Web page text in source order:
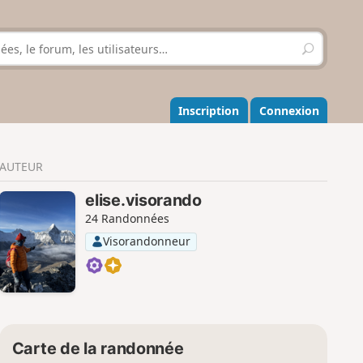
R
e
h
e
r
r
Inscription Connexion
AUTEUR
elise.visorando
24 Randonnées
Visorandonneur
Carte de la randonnée